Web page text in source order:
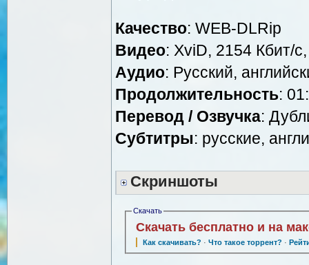
Качество: WEB-DLRip
Видео: XviD, 2154 Кбит/
Аудио: Русский,
Продолжительность:
Перевод / Озвучка:
Cубтитры: русские,
Скриншоты
Скачать
Скачать бесплатно и на
Как скачивать? · Что такое торрент? ·